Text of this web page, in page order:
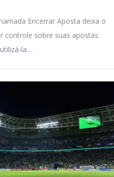
Encerrar Aposta deixa o
controle sobre suas apostas.
la....